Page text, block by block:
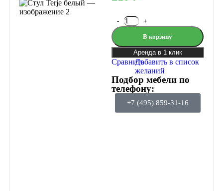
В корзину
Аренда в 1 клик
СравнитьДобавить в список
желаний
Подбор мебели по
телефону:
+7 (495) 859-31-16